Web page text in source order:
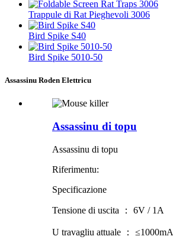
Trappule di Rat Pieghevoli 3006
Bird Spike S40
Bird Spike 5010-50
Assassinu Roden Elettricu
Assassinu di topu
Assassinu di topu
Riferimentu:
Specificazione
Tensione di uscita ： 6V / 1A
U travagliu attuale ： ≤1000mA